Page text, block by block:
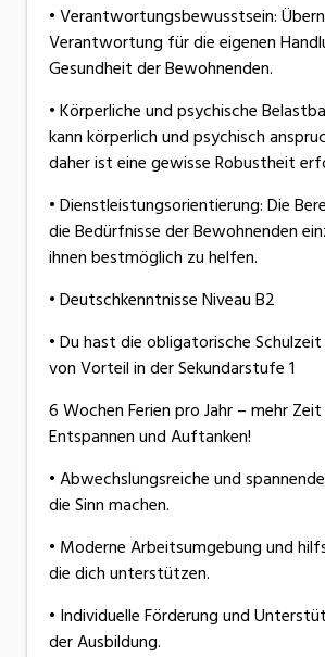
• Verantwortungsbewusstsein:
Verantwortung für die eigenen
Gesundheit der Bewohnenden.
• Körperliche und psychische
kann körperlich und psychisch
daher ist eine gewisse Robustheit
• Dienstleistungsorientierung: Die
die Bedürfnisse der Bewohnenden
ihnen bestmöglich zu helfen.
• Deutschkenntnisse Niveau B2
• Du hast die obligatorische
von Vorteil in der Sekundarstufe 1
6 Wochen Ferien pro Jahr – mehr
Entspannen und Auftanken!
• Abwechslungsreiche und
die Sinn machen.
• Moderne Arbeitsumgebung und
die dich unterstützen.
• Individuelle Förderung und
der Ausbildung.